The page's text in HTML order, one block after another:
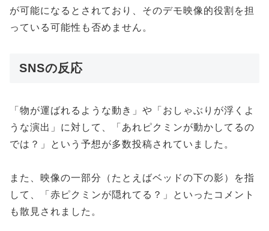
が可能になるとされており、そのデモ映像的役割を担
っている可能性も否めません。
SNSの反応
「物が運ばれるような動き」や「おしゃぶりが浮くよ
うな演出」に対して、「あれピクミンが動かしてるの
では？」という予想が多数投稿されていました。
また、映像の一部分（たとえばベッドの下の影）を指
して、「赤ピクミンが隠れてる？」といったコメント
も散見されました。